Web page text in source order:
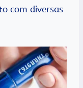
com diversas